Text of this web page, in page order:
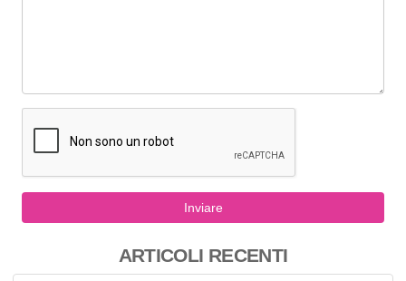
Inviare
ARTICOLI RECENTI